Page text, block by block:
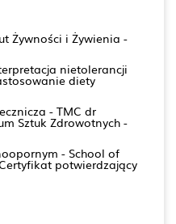
Żywności i Żywienia -
nietolerancji
diety
- TMC dr
Sztuk Zdrowotnych -
- School of
potwierdzający